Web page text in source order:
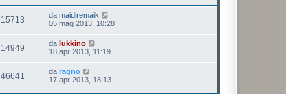
15713 da maidiremaik
05 mag 2013, 10:28
14949 da lukkino
18 apr 2013, 11:19
46641 da ragno
17 apr 2013, 18:13